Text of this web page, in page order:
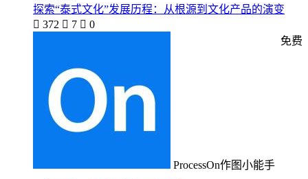
探索“泰式文化”发展历程：从根源到文化产品的演变
 372  7  0
ProcessOn作图小能手
免费